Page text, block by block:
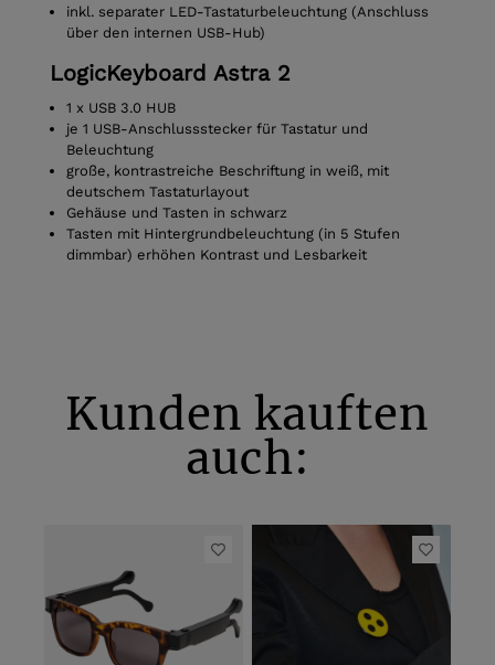
inkl. separater LED-Tastaturbeleuchtung (Anschluss
über den internen USB-Hub)
LogicKeyboard Astra 2
1 x USB 3.0 HUB
je 1 USB-Anschlussstecker für Tastatur und
Beleuchtung
große, kontrastreiche Beschriftung in weiß, mit
deutschem Tastaturlayout
Gehäuse und Tasten in schwarz
Tasten mit Hintergrundbeleuchtung (in 5 Stufen
dimmbar) erhöhen Kontrast und Lesbarkeit
Kunden kauften
auch: